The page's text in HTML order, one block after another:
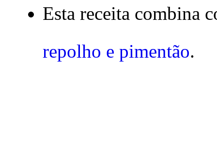
Esta receita combina
repolho e pimentão.